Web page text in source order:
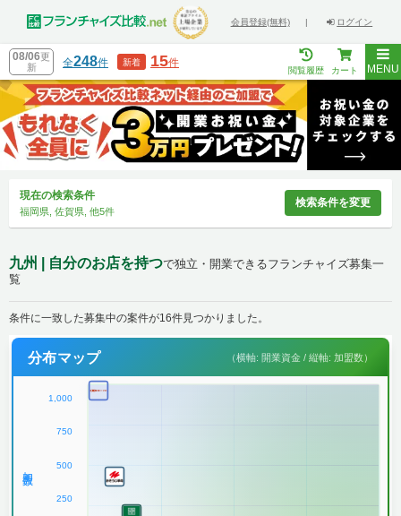
会員登録(無料) | ログイン
08/06更
新
全248件 新着 15件
閲覧履歴 カート MENU
現在の検索条件
福岡県, 佐賀県, 他5件
検索条件を変更
九州 | 自分のお店を持つで独立・開業できるフランチャイズ募集一
覧
条件に一致した募集中の案件が16件見つかりました。
分布マップ （横軸: 開業資金 / 縦軸: 加盟数）
1,000
750
500
250